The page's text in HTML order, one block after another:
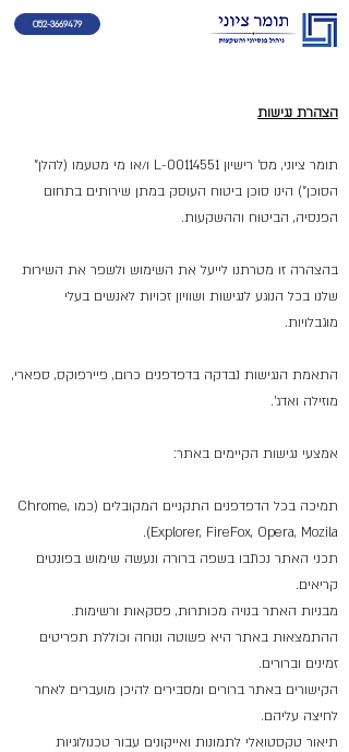
052-3669479
הצהרת נגישות
תומר ציוני, מס' רישיון L-00114551
ו/או מי מטעמו (להלן"
הסוכן") הינו סוכן ביטוח העוסק במתן שירותים בתחום
הפנסיה, הביטוח וההשקעות.
בהצהרה זו מטרתנו לייעל את השימוש ולשפר את השירות
שלנו בכל הנוגע לנגישות ושוויון זכויות לאנשים בעלי
מוגבלויות.
התאמת הנגישות נבדקה בדפדפנים כרום, פיירפוקס, ספארי,
מוזילה ואדג'.
אמצעי נגישות הקיימים באתר:
תמיכה בכל הדפדפנים התקניים המקובלים (כמו Chrome,
Explorer, FireFox, Opera, Mozila).
תכני האתר נכתבו בשפה ברורה ונעשה שימוש בפונטים
קריאים.
מבניות האתר בנויה מכותרות, פסקאות ורשימות.
ההתמצאות באתר היא פשוטה ונוחה וכוללת תפריטים
זמינים וברורים.
הקישורים באתר ברורים ומסבירים להיכן מועברים לאחר
לחיצה עליהם.
תיאור טקסטואלי לתמונות ואייקונים עבור טכנולוגיות